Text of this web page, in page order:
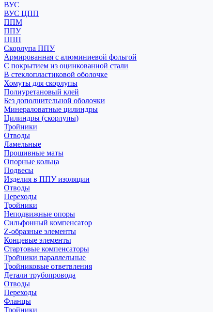
ВУС
ВУС ЦПП
ППМ
ППУ
ЦПП
Скорлупа ППУ
Армированная с алюминиевой фольгой
С покрытием из оцинкованной стали
В стеклопластиковой оболочке
Хомуты для скорлупы
Полиуретановый клей
Без дополнительной оболочки
Минераловатные цилиндры
Цилиндры (скорлупы)
Тройники
Отводы
Ламельные
Прошивные маты
Опорные кольца
Подвесы
Изделия в ППУ изоляции
Отводы
Переходы
Тройники
Неподвижные опоры
Cильфонный компенсатор
Z-образные элементы
Концевые элементы
Стартовые компенсаторы
Тройники параллельные
Тройниковые ответвления
Детали трубопровода
Отводы
Переходы
Фланцы
Тройники